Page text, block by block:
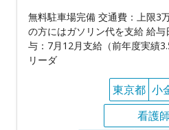
無料駐車場完備 交通費：上限3
の方にはガソリン代を支給 給
与：7月12月支給（前年度実績
リーダ
東京都 小
看護師